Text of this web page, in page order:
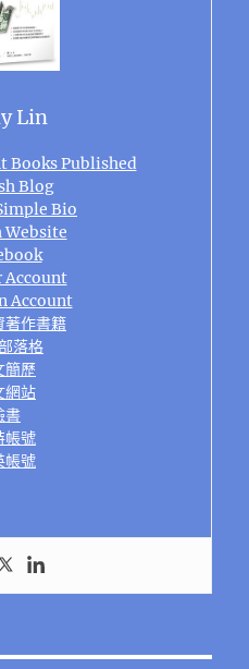
Lin
Books Published
Blog
Bio
Website
Account
著作書籍
落格
簡歷
網站
書
帳號
帳號